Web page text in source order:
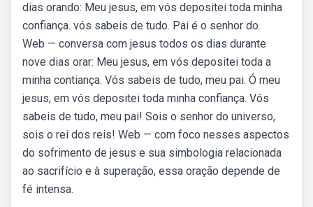
dias orando: Meu jesus, em vós depositei toda minha
confiança. vós sabeis de tudo. Pai é o senhor do.
Web — conversa com jesus todos os dias durante
nove dias orar: Meu jesus, em vós depositei toda a
minha contiança. Vós sabeis de tudo, meu pai. Ó meu
jesus, em vós depositei toda minha confiança. Vós
sabeis de tudo, meu pai! Sois o senhor do universo,
sois o rei dos reis! Web — com foco nesses aspectos
do sofrimento de jesus e sua simbologia relacionada
ao sacrifício e à superação, essa oração depende de
fé intensa.